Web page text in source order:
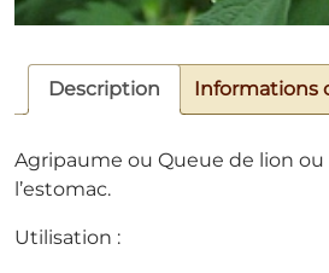
Description Informations
Agripaume ou Queue de lion
l’estomac.
Utilisation :